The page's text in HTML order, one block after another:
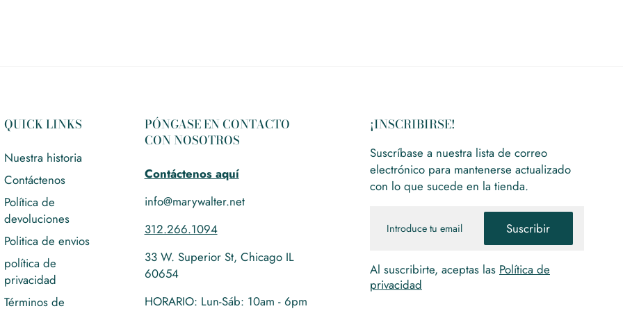
QUICK LINKS
Nuestra historia
Contáctenos
Política de
devoluciones
Politica de envios
política de
privacidad
Términos de
PÓNGASE EN CONTACTO
CON NOSOTROS
Contáctenos aquí
info@marywalter.net
312.266.1094
33 W. Superior St, Chicago IL
60654
HORARIO: Lun-Sáb: 10am - 6pm
¡INSCRIBIRSE!
Suscríbase a nuestra lista de correo
electrónico para mantenerse actualizado
con lo que sucede en la tienda.
Suscribir
Al suscribirte, aceptas las Política de
privacidad